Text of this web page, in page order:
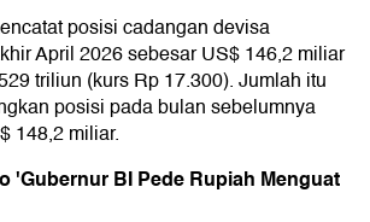
posisi cadangan devisa
April 2026 sebesar US$ 146,2 miliar
triliun (kurs Rp 17.300). Jumlah itu
posisi pada bulan sebelumnya
148,2 miliar.
'Gubernur BI Pede Rupiah Menguat